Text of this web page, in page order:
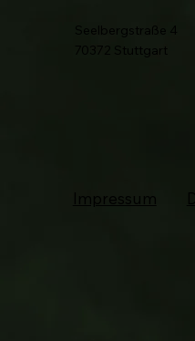
Seelbergstraße 4
70372 Stuttgart
Impressum